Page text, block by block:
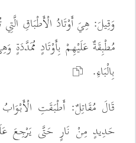
وَقِيلَ: هِيَ أَوْتَادُ الْأَطْبَاقِ
مُطْبِقَةٌ عَلَيْهِمْ بِأَوْتَادٍ مُمَدَّدَةٍ
بِالْبَاءِ.
قَالَ مُقَاتِلٌ: أَطْبَقَتِ
حَدِيدٍ مِنْ نَارٍ حَتَّى يَرْجِعَ